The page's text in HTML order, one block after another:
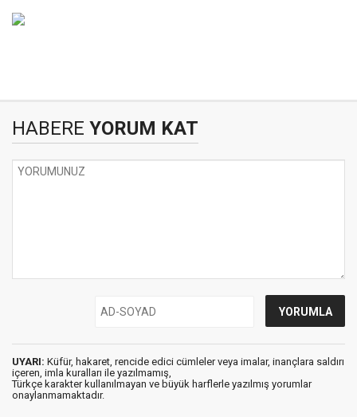
HABERE YORUM KAT
UYARI: Küfür, hakaret, rencide edici cümleler veya imalar, inançlara saldırı
içeren, imla kuralları ile yazılmamış,
Türkçe karakter kullanılmayan ve büyük harflerle yazılmış yorumlar
onaylanmamaktadır.